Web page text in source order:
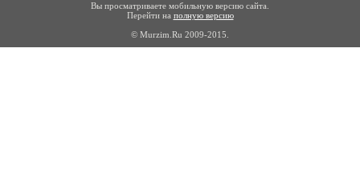
Вы просматриваете мобильную версию сайта.
Перейти на полную версию
© Murzim.Ru 2009-2015.